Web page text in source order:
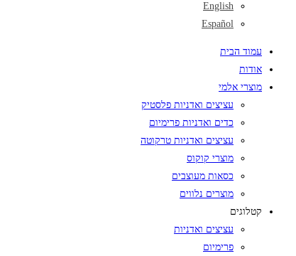
English
Español
עמוד הבית
אודות
מוצרי אלמי
עציצים ואדניות פלסטיק
כדים ואדניות פרימיום
עציצים ואדניות טרקוטה
מוצרי קוקוס
כסאות מעוצבים
מוצרים נלווים
קטלוגים
עציצים ואדניות
פרימיום